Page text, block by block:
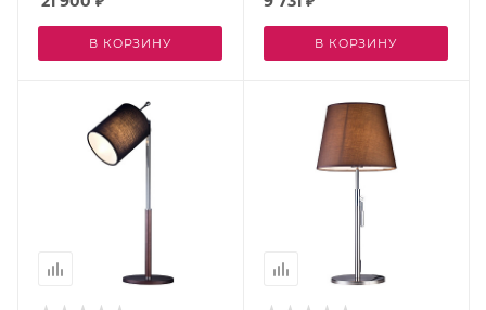
В КОРЗИНУ В КОРЗИНУ